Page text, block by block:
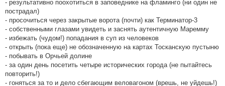
- результативно поохотиться в заповеднике на фламинго (ни один не
пострадал)
- просочиться через закрытые ворота (почти) как Терминатор-3
- собственными глазами увидеть и заснять аутентичную Маремму
- избежать (чудом!) попадания в суп из человеков
- открыть (пока еще) не обозначенную на картах Тосканскую пустыню
- побывать в Орчьей долине
- за один день посетить четыре исторических города (не пытайтесь
повторить!)
- гоняться за то и дело сбегающим веловагоном (врешь, не уйдешь!)